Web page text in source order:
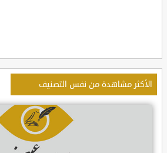
الأكثر مشاهدة من نفس التصنيف